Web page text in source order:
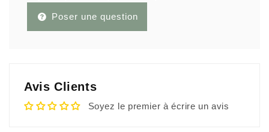
Poser une question
Avis Clients
Soyez le premier à écrire un avis